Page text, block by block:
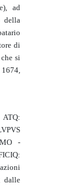
ad
della
di
si
-
dalle